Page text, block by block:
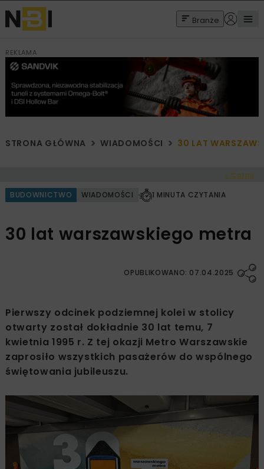
Branże
REKLAMA
STRONA GŁÓWNA WIADOMOŚCI 30 LAT
< Cofnij
BUDOWNICTWO WIADOMOŚCI 1 MINUTA CZYTANIA
30 lat warszawskiego metra
OPUBLIKOWANO: 07.04.2025
Pierwszy odcinek podziemnej kolei w stolicy
otwarty został dokładnie 30 lat temu, 7
kwietnia 1995 r. Z tej okazji Metro Warszawskie
zaprosiło wszystkich pasażerów do wspólnego
świętowania jubileuszu.